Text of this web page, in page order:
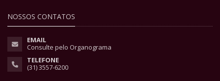
NOSSOS CONTATOS
EMAIL
Consulte pelo Organograma
TELEFONE
(31) 3557-6200